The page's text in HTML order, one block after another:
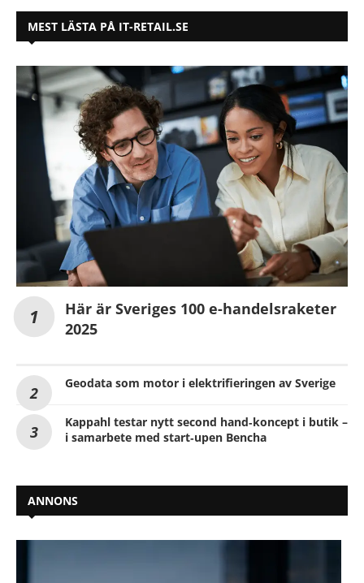
MEST LÄSTA PÅ IT-RETAIL.SE
Här är Sveriges 100 e-handelsraketer
2025
Geodata som motor i elektrifieringen av Sverige
Kappahl testar nytt second hand‑koncept i butik –
i samarbete med start‑upen Bencha
ANNONS